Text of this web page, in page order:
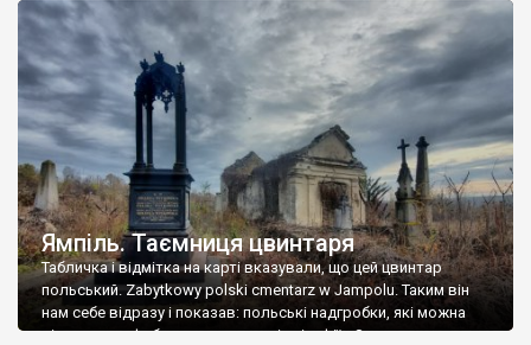
Ямпіль. Таємниця цвинтаря
Табличка і відмітка на карті вказували, що цей цвинтар
польський. Zabytkowy polski cmentarz w Jampolu. Таким він
нам себе відразу і показав: польські надгробки, які можна
віднести до фабричних, польські епітафії… Загалом цвинтар